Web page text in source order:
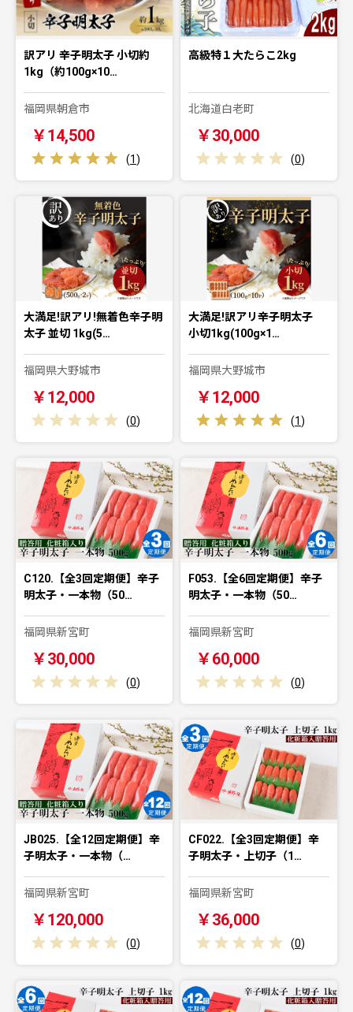
訳アリ 辛子明太子 小切約
1kg（約100g×10…
福岡県朝倉市
￥14,500
(1)
高級特１大たらこ2kg
北海道白老町
￥30,000
(0)
大満足!訳アリ!無着色辛子明
太子 並切 1kg(5…
福岡県大野城市
￥12,000
(0)
大満足!訳アリ辛子明太子
小切1kg(100g×1…
福岡県大野城市
￥12,000
(1)
C120.【全3回定期便】辛子
明太子・一本物（50…
福岡県新宮町
￥30,000
(0)
F053.【全6回定期便】辛子
明太子・一本物（50…
福岡県新宮町
￥60,000
(0)
JB025.【全12回定期便】辛
子明太子・一本物（…
福岡県新宮町
￥120,000
(0)
CF022.【全3回定期便】辛
子明太子・上切子（1…
福岡県新宮町
￥36,000
(0)